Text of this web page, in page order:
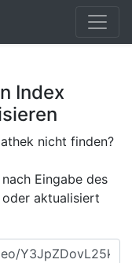
Index
nicht finden?
Eingabe des
aktualisiert